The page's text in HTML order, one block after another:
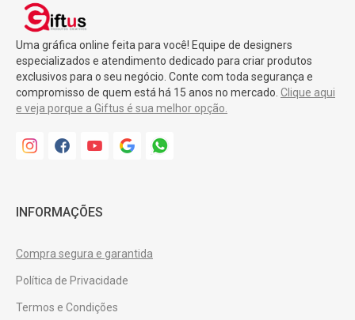
Uma gráfica online feita para você! Equipe de designers
especializados e atendimento dedicado para criar produtos
exclusivos para o seu negócio. Conte com toda segurança e
compromisso de quem está há 15 anos no mercado. Clique aqui
e veja porque a Giftus é sua melhor opção.
INFORMAÇÕES
Compra segura e garantida
Política de Privacidade
Termos e Condições